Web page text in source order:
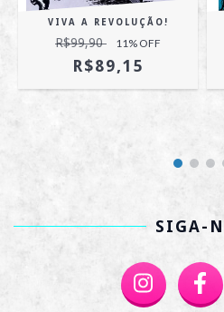
VIVA A REVOLUÇÃO!
R$99,90 11% OFF
R$89,15
SIGA-